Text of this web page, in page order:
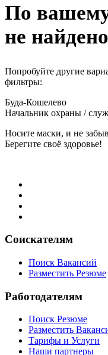
По вашему
не найдено
Попробуйте другие
фильтры:
Буда-Кошелево
Начальник охраны /
Носите маски, и не
Берегите своё здоровье!
Соискателям
Поиск Вакансий
Разместить Резюме
Работодателям
Поиск Резюме
Разместить
Тарифы и Услуги
Наши партнеры